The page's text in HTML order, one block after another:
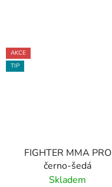
AKCE
TIP
FIGHTER MMA PRO
černo-šedá
Skladem